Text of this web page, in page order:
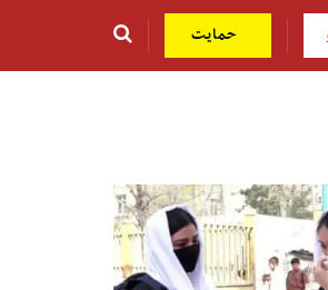
حمایت